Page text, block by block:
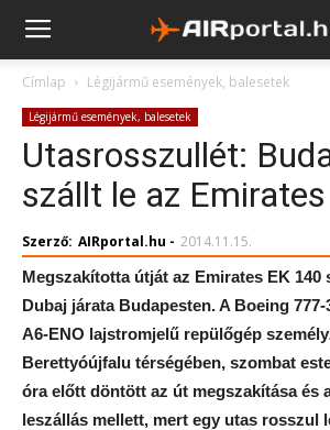
Címlap Légijármű események, balesetek
Légijármű események, balesetek
Utasrosszullét:
szállt le az
Szerző: AIRportal.hu - 2014.11.15.
Megszakította útját az Emirates EK 140
Dubaj járata Budapesten. A Boeing
A6-ENO lajstromjelű repülőgép
Berettyóújfalu térségében, szombat
óra előtt döntött az út megszakítása és
leszállás mellett, mert egy utas rosszul